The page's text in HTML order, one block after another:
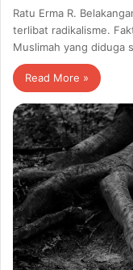
Ratu Erma R.
terlibat radikalisme.
Muslimah yang diduga
Read More »